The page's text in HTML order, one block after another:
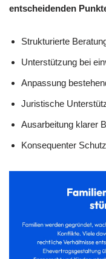
entscheidenden
Strukturierte
Unterstützung bei
Anpassung
Juristische
Ausarbeitung klarer
Konsequenter